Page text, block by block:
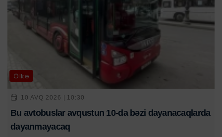
Ölkə
10 AVQ 2026 | 10:30
Bu avtobuslar avqustun 10-da bəzi dayanacaqlarda
dayanmayacaq